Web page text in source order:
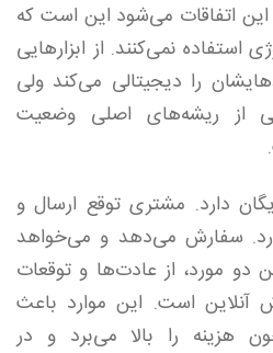
این اتفاقات می‌شود این است که
نمی‌کنند. از ابزارهایی
را دیجیتالی می‌کند ولی
از ریشه‌های اصلی وضعیت
دارد. مشتری توقع ارسال و
سفارش می‌دهد و می‌خواهد
دو مورد، از عادت‌ها و توقعات
آنلاین است. این موارد باعث
هزینه را بالا می‌برد و در